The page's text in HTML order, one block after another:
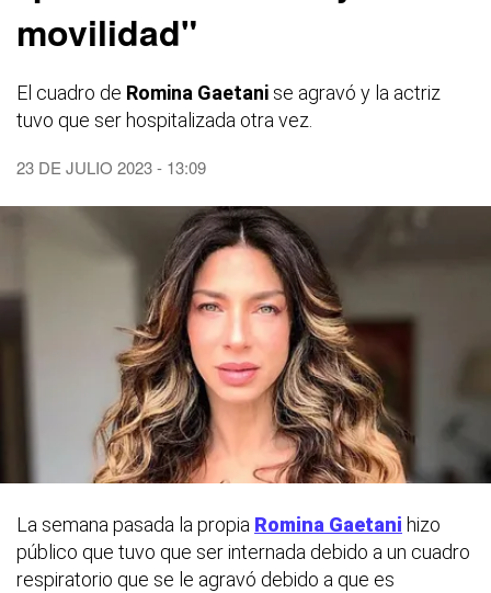
movilidad"
El cuadro de Romina Gaetani se agravó y la actriz
tuvo que ser hospitalizada otra vez.
23 DE JULIO 2023 - 13:09
La semana pasada la propia Romina Gaetani hizo
público que tuvo que ser internada debido a un cuadro
respiratorio que se le agravó debido a que es